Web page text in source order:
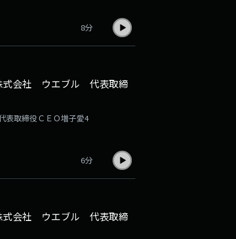
8分
式会社 ウエブル 代表取締
表取締役ＣＥＯ増子愛4
6分
式会社 ウエブル 代表取締